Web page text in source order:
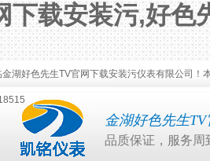
下载安装污,好色
湖好色先生TV官网下载安装污仪表有限公司！本公司
金湖好色先生
品质保证，服务周到